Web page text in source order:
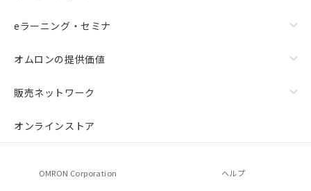
eラーニング・セミナ
オムロンの提供価値
販売ネットワーク
オンラインストア
OMRON Corporation ヘルプ